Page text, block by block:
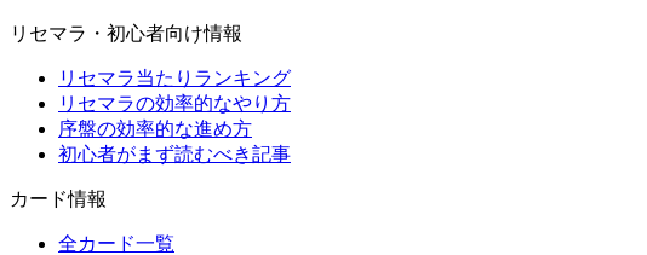
リセマラ・初心者向け情報
リセマラ当たりランキング
リセマラの効率的なやり方
序盤の効率的な進め方
初心者がまず読むべき記事
カード情報
全カード一覧